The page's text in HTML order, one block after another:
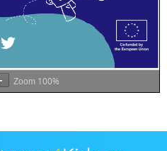
Zoom 100%